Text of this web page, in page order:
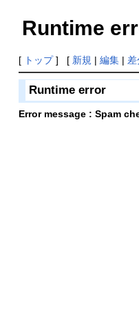
Runtime
[ トップ] [ 新規 | 編集| 差
Runtime error
Error message : Spam